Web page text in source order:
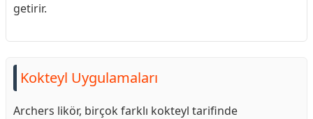
getirir.
Kokteyl Uygulamaları
Archers likör, birçok farklı kokteyl tarifinde